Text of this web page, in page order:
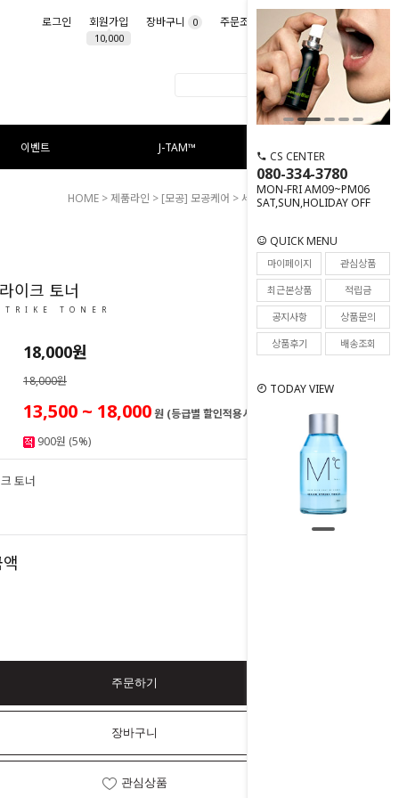
로그인 회원가입
10,000
장바구니 0 주문조회 마이페이지
이벤트 J-TAM™
CS CENTER
080-334-3780
MON-FRI AM09~PM06
SAT,SUN,HOLIDAY OFF
QUICK MENU
마이페이지
관심상품
최근본상품
적립금
공지사항
상품문의
상품후기
배송조회
TODAY VIEW
HOME >제품라인 > [모공] 모공케어 > 세붐 스트라이크 토너
109
이크 토너
TONER
18,000원
18,000원
13,500 ~ 18,000원 (등급별 할인적용시)
900원 (5%)
토너
18,000원
주문하기
장바구니
관심상품